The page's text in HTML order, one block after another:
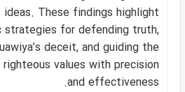
These findings highlight
strategies for defending truth,
deceit, and guiding the
values with precision
and effectiveness.